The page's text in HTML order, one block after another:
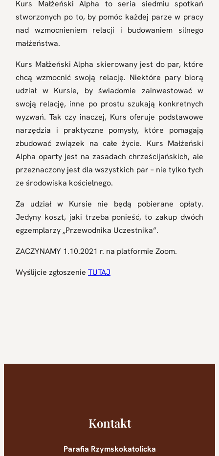
Kurs Małżeński Alpha to seria siedmiu spotkań
stworzonych po to, by pomóc każdej parze w pracy
nad wzmocnieniem relacji i budowaniem silnego
małżeństwa.
Kurs Małżeński Alpha skierowany jest do par, które
chcą wzmocnić swoją relację. Niektóre pary biorą
udział w Kursie, by świadomie
zainwestować w
swoją relację, inne po prostu szukają konkretnych
wyzwań. Tak czy inaczej, Kurs oferuje podstawowe
narzędzia i praktyczne pomysły, które
pomagają
zbudować związek na całe życie. Kurs Małżeński
Alpha oparty jest na zasadach chrześcijańskich, ale
przeznaczony jest dla wszystkich par – nie tylkotych
ze środowiska kościelnego.
Za udział w Kursie nie będą pobierane opłaty.
Jedyny koszt, jaki trzeba ponieść, to zakup dwóch
egzemplarzy „Przewodnika Uczestnika”.
ZACZYNAMY 1.10.2021 r. na platformie Zoom.
Wyślijcie zgłoszenie TUTAJ
Kontakt
Parafia Rzymskokatolicka